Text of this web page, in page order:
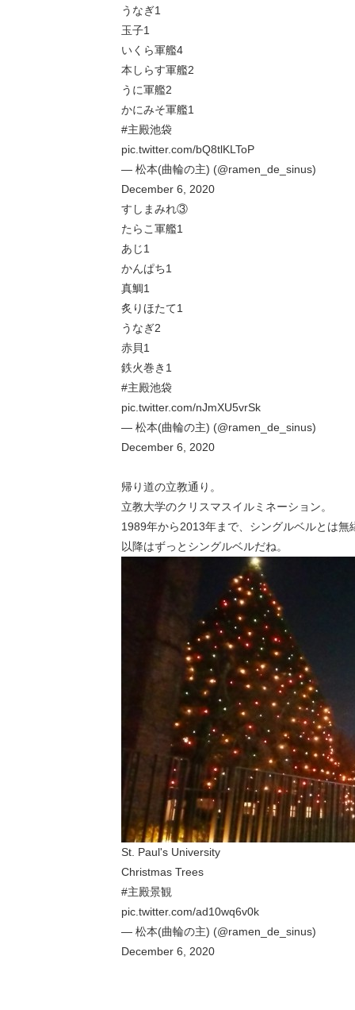
うなぎ1
玉子1
いくら軍艦4
本しらす軍艦2
うに軍艦2
かにみそ軍艦1
#主殿池袋
pic.twitter.com/bQ8tlKLToP
— 松本(曲輪の主) (@ramen_de_sinus)
December 6, 2020
すしまみれ③
たらこ軍艦1
あじ1
かんぱち1
真鯛1
炙りほたて1
うなぎ2
赤貝1
鉄火巻き1
#主殿池袋
pic.twitter.com/nJmXU5vrSk
— 松本(曲輪の主) (@ramen_de_sinus)
December 6, 2020
帰り道の立教通り。
立教大学のクリスマスイルミネーション。
1989年から2013年まで、シングルベルとは無
以降はずっとシングルベルだね。
St. Paul's University
Christmas Trees
#主殿景観
pic.twitter.com/ad10wq6v0k
— 松本(曲輪の主) (@ramen_de_sinus)
December 6, 2020